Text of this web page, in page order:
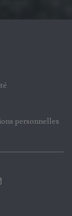
personnelles